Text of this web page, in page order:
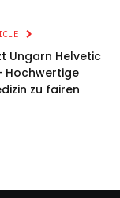
Ungarn Helvetic
Hochwertige
zu fairen